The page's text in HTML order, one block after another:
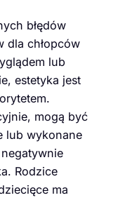
błędów
dla chłopców
lub
estetyka jest
mogą być
lub wykonane
Rodzice
ma